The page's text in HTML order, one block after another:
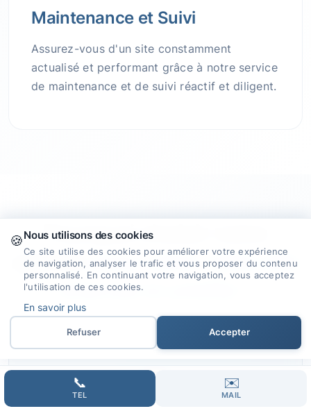
Maintenance et Suivi
Assurez-vous d'un site constamment
actualisé et performant grâce à notre service
de maintenance et de suivi réactif et diligent.
Pourquoi choisir notre
agence pour créer votre site
internet à Lorette ?
🎯
📞
TEL
✉️
MAIL
🍪Nous utilisons des cookies
Ce site utilise des cookies pour améliorer votre expérience
de navigation, analyser le trafic et vous proposer du contenu
personnalisé. En continuant votre navigation, vous acceptez
l'utilisation de ces cookies.
En savoir plus
Refuser Accepter